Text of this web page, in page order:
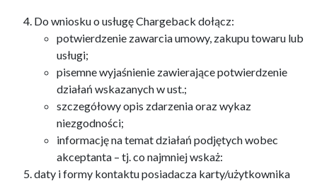
Do wniosku o usługę Chargeback dołącz:
potwierdzenie zawarcia umowy, zakupu towaru lub
usługi;
pisemne wyjaśnienie zawierające potwierdzenie
działań wskazanych w ust.;
szczegółowy opis zdarzenia oraz wykaz
niezgodności;
informację na temat działań podjętych wobec
akceptanta – tj. co najmniej wskaż:
daty i formy kontaktu posiadacza karty/użytkownika